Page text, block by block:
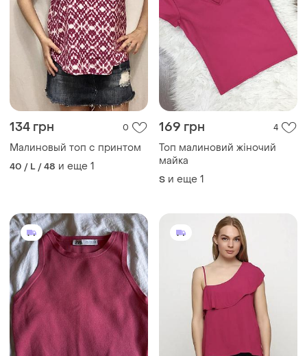
134 грн 0
Малиновый топ с принтом
40 / L / 48 и еще 1
169 грн 4
Топ малиновий жіночий
майка
S и еще 1